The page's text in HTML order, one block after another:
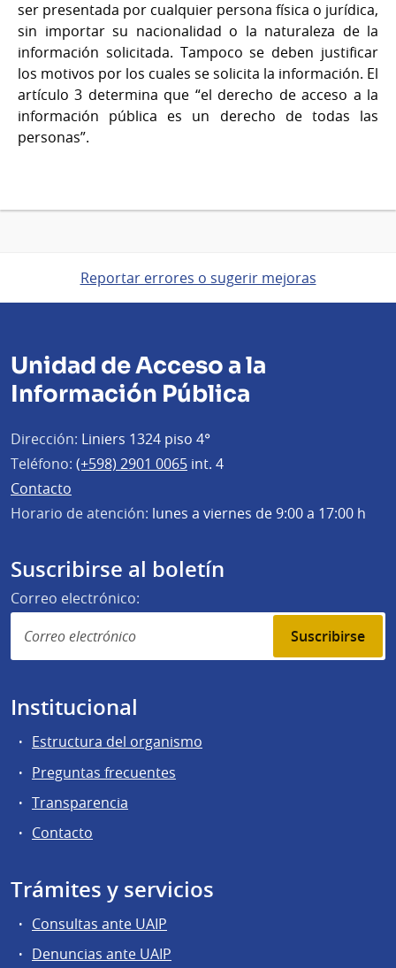
ser presentada por cualquier persona física o jurídica,
sin importar su nacionalidad o la naturaleza de la
información solicitada. Tampoco se deben justificar
los motivos por los cuales se solicita la información. El
artículo 3 determina que “el derecho de acceso a la
información pública es un derecho de todas las
personas”.
Reportar errores o sugerir mejoras
Unidad de Acceso a la
Información Pública
Dirección: Liniers 1324 piso 4°
Teléfono: (+598) 2901 0065 int. 4
Contacto
Horario de atención: lunes a viernes de 9:00 a 17:00 h
Suscribirse al boletín
Correo electrónico:
Suscribirse
Institucional
Estructura del organismo
Preguntas frecuentes
Transparencia
Contacto
Trámites y servicios
Consultas ante UAIP
Denuncias ante UAIP